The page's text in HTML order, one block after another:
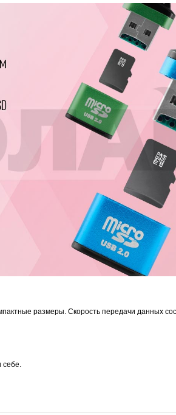
Sonoff WTS01 (RJ9)
размеры. Скорость передачи данных
себе.